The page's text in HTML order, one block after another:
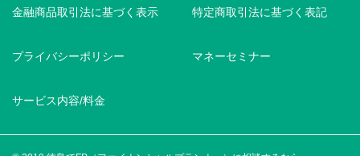
金融商品取引法に基づく表示 特定商取引法に基づく表記
プライバシーポリシー マネーセミナー
サービス内容/料金